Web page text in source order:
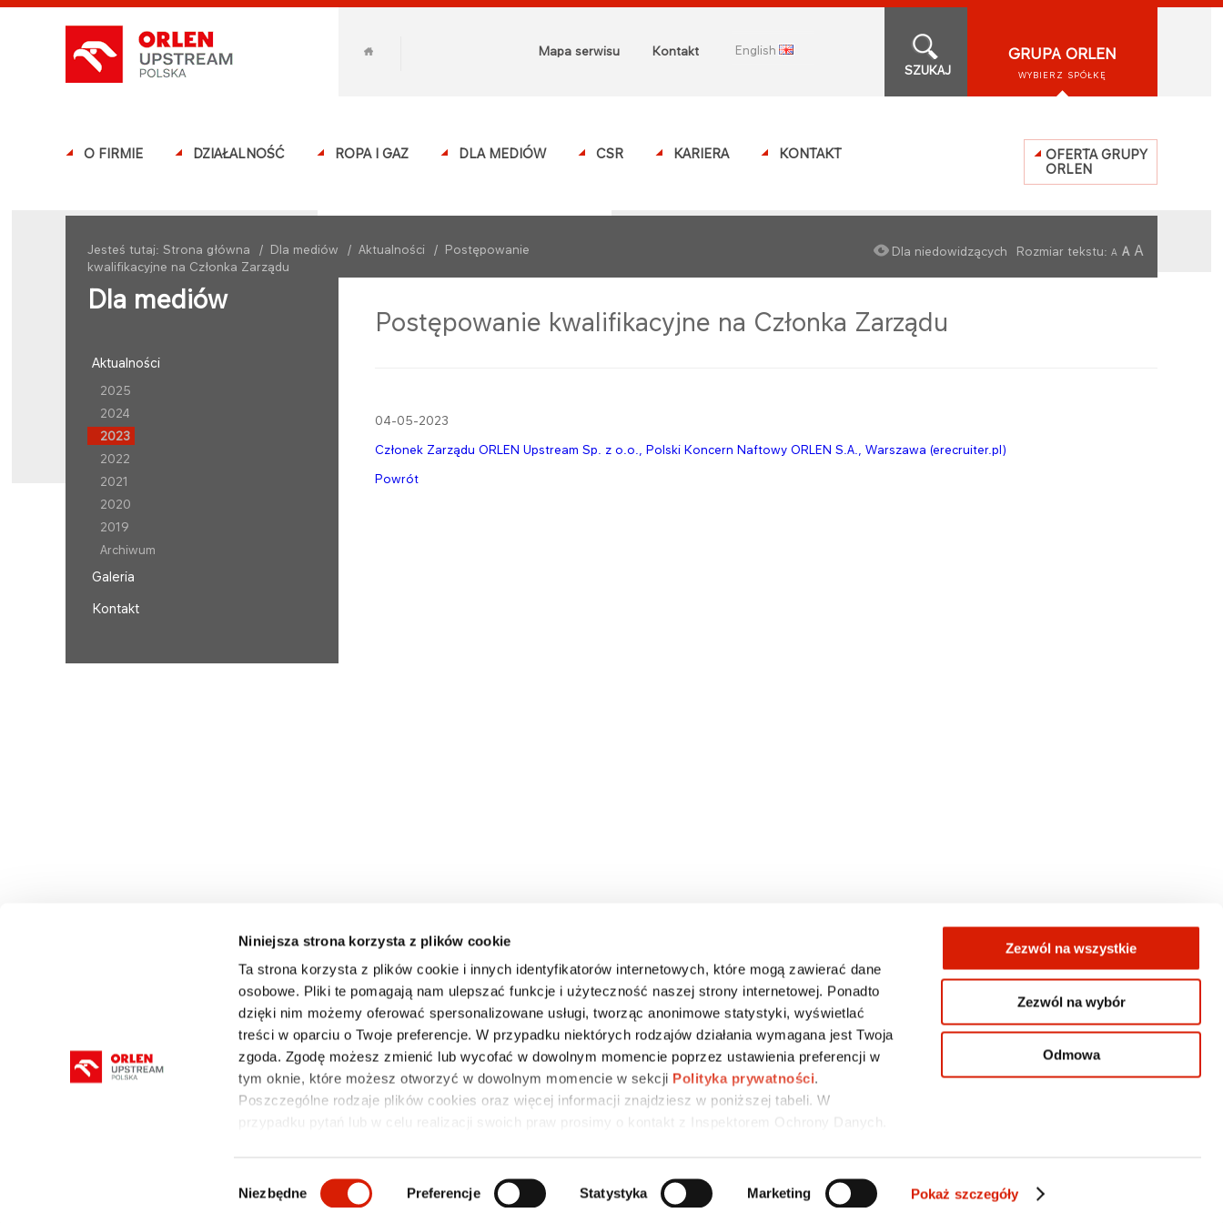
Niniejsza strona korzysta z plików cookie
Ta strona korzysta z plików cookie i innych identyfikatorów internetowych, które mogą zawierać dane
osobowe. Pliki te pomagają nam ulepszać funkcje i użyteczność naszej strony internetowej. Ponadto
dzięki nim możemy oferować spersonalizowane usługi, tworząc anonimowe statystyki, wyświetlać
treści w oparciu o Twoje preferencje. W przypadku niektórych rodzajów działania wymagana jest Twoja
zgoda. Zgodę możesz zmienić lub wycofać w dowolnym momencie poprzez ustawienia preferencji w
tym oknie, które możesz otworzyć w dowolnym momencie w sekcji Polityka prywatności.
Poszczególne rodzaje plików cookies oraz więcej informacji znajdziesz w poniższej tabeli. W
przypadku pytań lub w celu realizacji swoich praw prosimy o kontakt z Inspektorem Ochrony Danych.
zgody
Niezbędne Preferencje Statystyka Marketing Pokaż szczegóły
Zezwól na wszystkie
Zezwól na wybór
Odmowa
Mapa serwisu Kontakt
english
SZUKAJ
GRUPA ORLEN
WYBIERZ SPÓŁKĘ
O FIRMIE DZIAŁALNOŚĆ ROPA I GAZ DLA MEDIÓW CSR KARIERA KONTAKT
OFERTA GRUPY
ORLEN
Jesteś tutaj: Strona główna / Dla mediów / Aktualności / Postępowanie
kwalifikacyjne na Członka Zarządu
Dla niedowidzących Rozmiar tekstu: A A A
Dla mediów
Aktualności
2025
2024
2023
2022
2021
2020
2019
Archiwum
Galeria
Kontakt
Postępowanie kwalifikacyjne na Członka Zarządu
04-05-2023
Członek Zarządu ORLEN Upstream Sp. z o.o., Polski Koncern Naftowy ORLEN S.A., Warszawa (erecruiter.pl)​​
Powrót
DZIAŁALNOŚĆ ROPA I GAZ DLA MEDIÓW CSR KARIERA KONTAKT